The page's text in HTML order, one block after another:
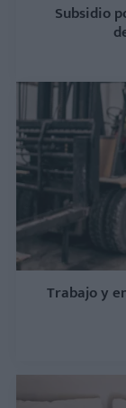
Subsidio
Trabajo y